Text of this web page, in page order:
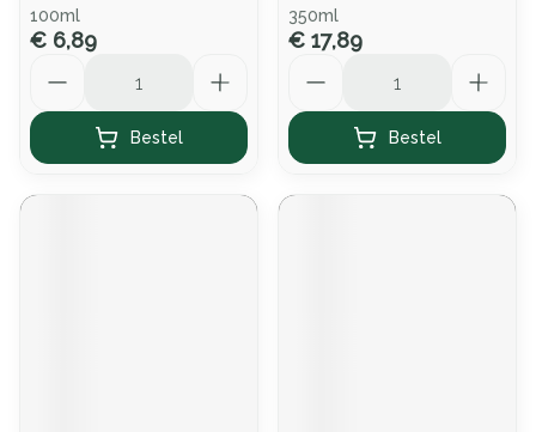
100ml
€ 6,89
Bestel
350ml
€ 17,89
Bestel